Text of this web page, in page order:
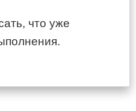
что уже